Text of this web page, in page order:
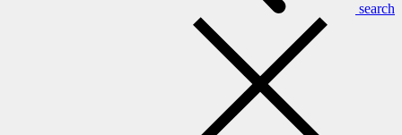
search